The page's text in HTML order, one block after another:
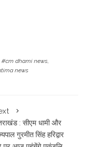
#cm dhami news,
news
: सीएम धामी और
गुरमीत सिंह हरिद्वार